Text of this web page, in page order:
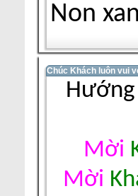
Non
Chúc Khách luôn vui
Mời
Mời